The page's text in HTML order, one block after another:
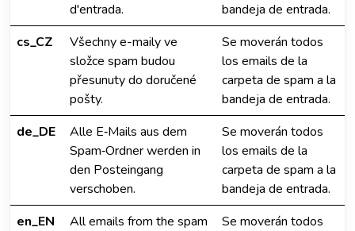
d'entrada.
bandeja de entrada.
cs_CZ
Všechny e-maily ve
složce spam budou
přesunuty do doručené
pošty.
Se moverán todos
los emails de la
carpeta de spam a la
bandeja de entrada.
de_DE
Alle E‑Mails aus dem
Spam‑Ordner werden in
den Posteingang
verschoben.
Se moverán todos
los emails de la
carpeta de spam a la
bandeja de entrada.
en_EN
All emails from the spam
Se moverán todos